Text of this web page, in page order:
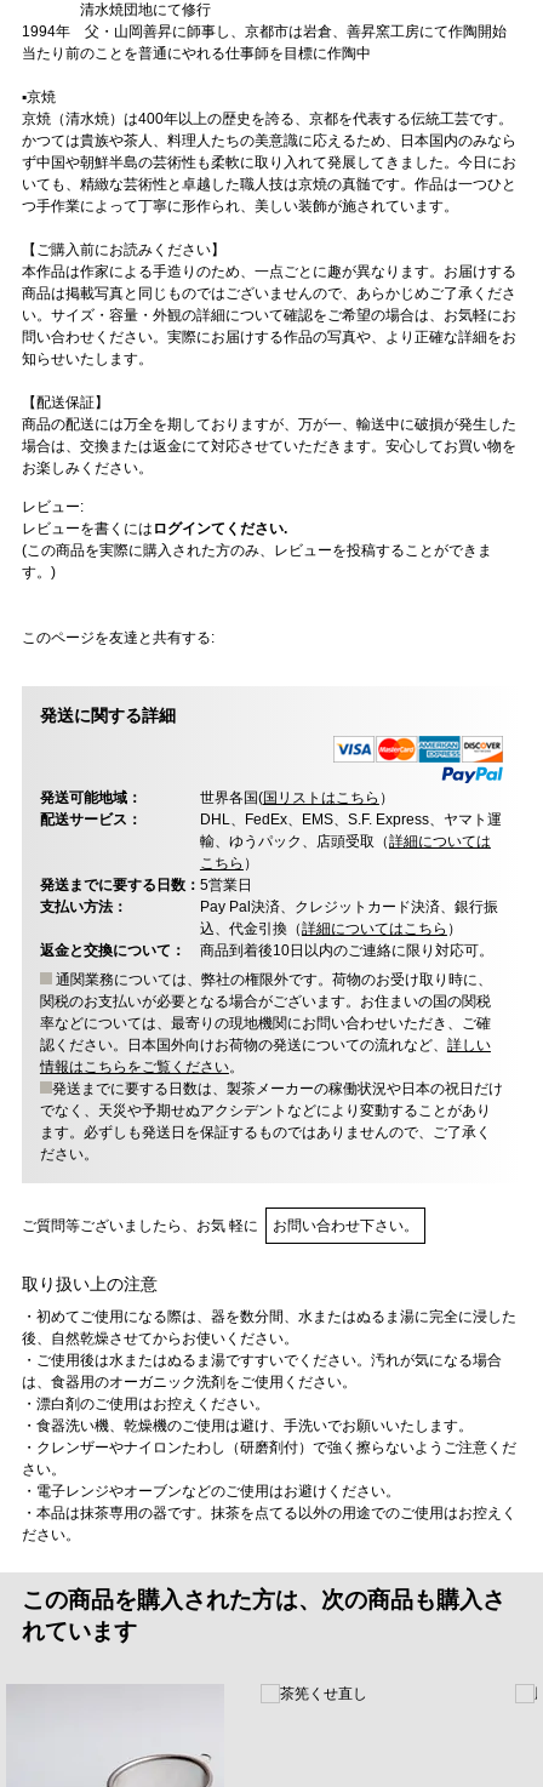
清水焼団地にて修行
1994年 父・山岡善昇に師事し、京都市は岩倉、善昇窯工房にて作陶開始
当たり前のことを普通にやれる仕事師を目標に作陶中
▪️京焼
京焼（清水焼）は400年以上の歴史を誇る、京都を代表する伝統工芸です。
かつては貴族や茶人、料理人たちの美意識に応えるため、日本国内のみなら
ず中国や朝鮮半島の芸術性も柔軟に取り入れて発展してきました。今日にお
いても、精緻な芸術性と卓越した職人技は京焼の真髄です。作品は一つひと
つ手作業によって丁寧に形作られ、美しい装飾が施されています。
【ご購入前にお読みください】
本作品は作家による手造りのため、一点ごとに趣が異なります。お届けする
商品は掲載写真と同じものではございませんので、あらかじめご了承くださ
い。サイズ・容量・外観の詳細について確認をご希望の場合は、お気軽にお
問い合わせください。実際にお届けする作品の写真や、より正確な詳細をお
知らせいたします。
【配送保証】
商品の配送には万全を期しておりますが、万が一、輸送中に破損が発生した
場合は、交換または返金にて対応させていただきます。安心してお買い物を
お楽しみください。
レビュー:
レビューを書くには ログインてください.
(この商品を実際に購入された方のみ、レビューを投稿することができま
す。)
このページを友達と共有する:
発送に関する詳細
発送可能地域： 世界各国(国リストはこちら ）
配送サービス：
DHL、FedEx、EMS、S.F. Express、ヤマト運
輸、ゆうパック、店頭受取（詳細については
こちら ）
発送までに要する日数： 5営業日
支払い方法：
Pay Pal決済、クレジットカード決済、銀行振
込、代金引換（詳細についてはこちら ）
返金と交換について：
商品到着後10日以内のご連絡に限り対応可。
通関業務については、弊社の権限外です。荷物のお受け取り時に、
関税のお支払いが必要となる場合がございます。お住まいの国の関税
率などについては、最寄りの現地機関にお問い合わせいただき、ご確
認ください。日本国外向けお荷物の発送についての流れなど、 詳しい
情報はこちらをご覧ください。
発送までに要する日数は、製茶メーカーの稼働状況や日本の祝日だけ
でなく、天災や予期せぬアクシデントなどにより変動することがあり
ます。必ずしも発送日を保証するものではありませんので、ご了承く
ださい。
ご質問等ございましたら、お気 軽に お問い合わせ下さい。
取り扱い上の注意
・初めてご使用になる際は、器を数分間、水またはぬるま湯に完全に浸した
後、自然乾燥させてからお使いください。
・ご使用後は水またはぬるま湯ですすいでください。汚れが気になる場合
は、食器用のオーガニック洗剤をご使用ください。
・漂白剤のご使用はお控えください。
・食器洗い機、乾燥機のご使用は避け、手洗いでお願いいたします。
・クレンザーやナイロンたわし（研磨剤付）で強く擦らないようご注意くだ
さい。
・電子レンジやオーブンなどのご使用はお避けください。
・本品は抹茶専用の器です。抹茶を点てる以外の用途でのご使用はお控えく
ださい。
この商品を購入された方は、次の商品も購入さ
れています